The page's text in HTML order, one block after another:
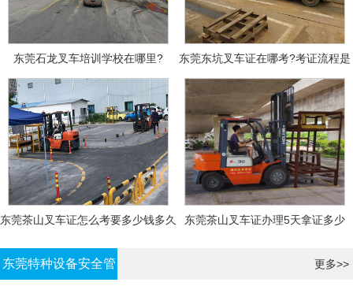
东莞石龙叉车培训学校在哪里?
东莞东坑叉车证在哪考?考证流程是
什么?需要什么资料?
东莞茶山叉车证怎么考要多少钱多久
东莞茶山叉车证办理5天拿证多少
东莞特种设备安全管 更多>>